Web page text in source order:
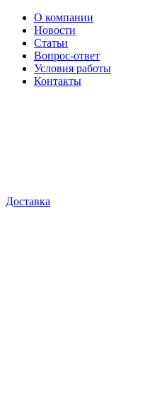
О компании
Новости
Статьи
Вопрос-ответ
Условия работы
Контакты
Доставка